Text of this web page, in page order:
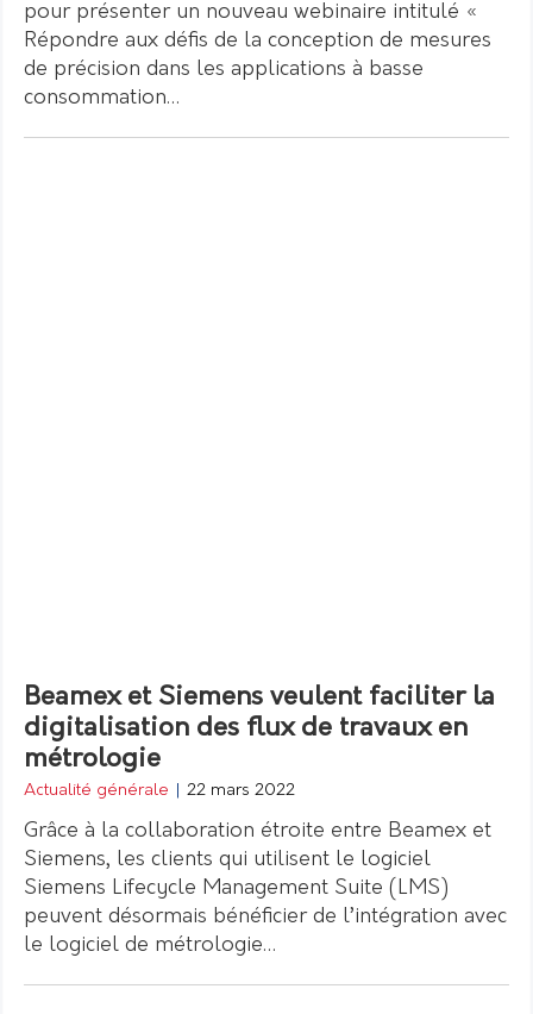
pour présenter un nouveau webinaire intitulé «
Répondre aux défis de la conception de mesures
de précision dans les applications à basse
consommation…
Beamex et Siemens veulent faciliter la
digitalisation des flux de travaux en
métrologie
Actualité générale 22 mars 2022
Grâce à la collaboration étroite entre Beamex et
Siemens, les clients qui utilisent le logiciel
Siemens Lifecycle Management Suite (LMS)
peuvent désormais bénéficier de l’intégration avec
le logiciel de métrologie…